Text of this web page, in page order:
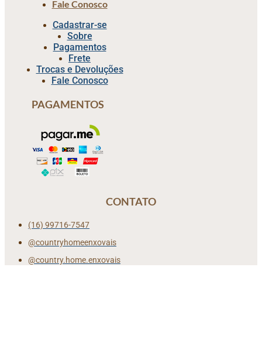
Fale Conosco
Cadastrar-se
Sobre
Pagamentos
Frete
Trocas e Devoluções
Fale Conosco
PAGAMENTOS
CONTATO
(16) 99716-7547
@countryhomeenxovais
@country.home.enxovais